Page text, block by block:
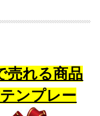
売れる商品
ンプレー